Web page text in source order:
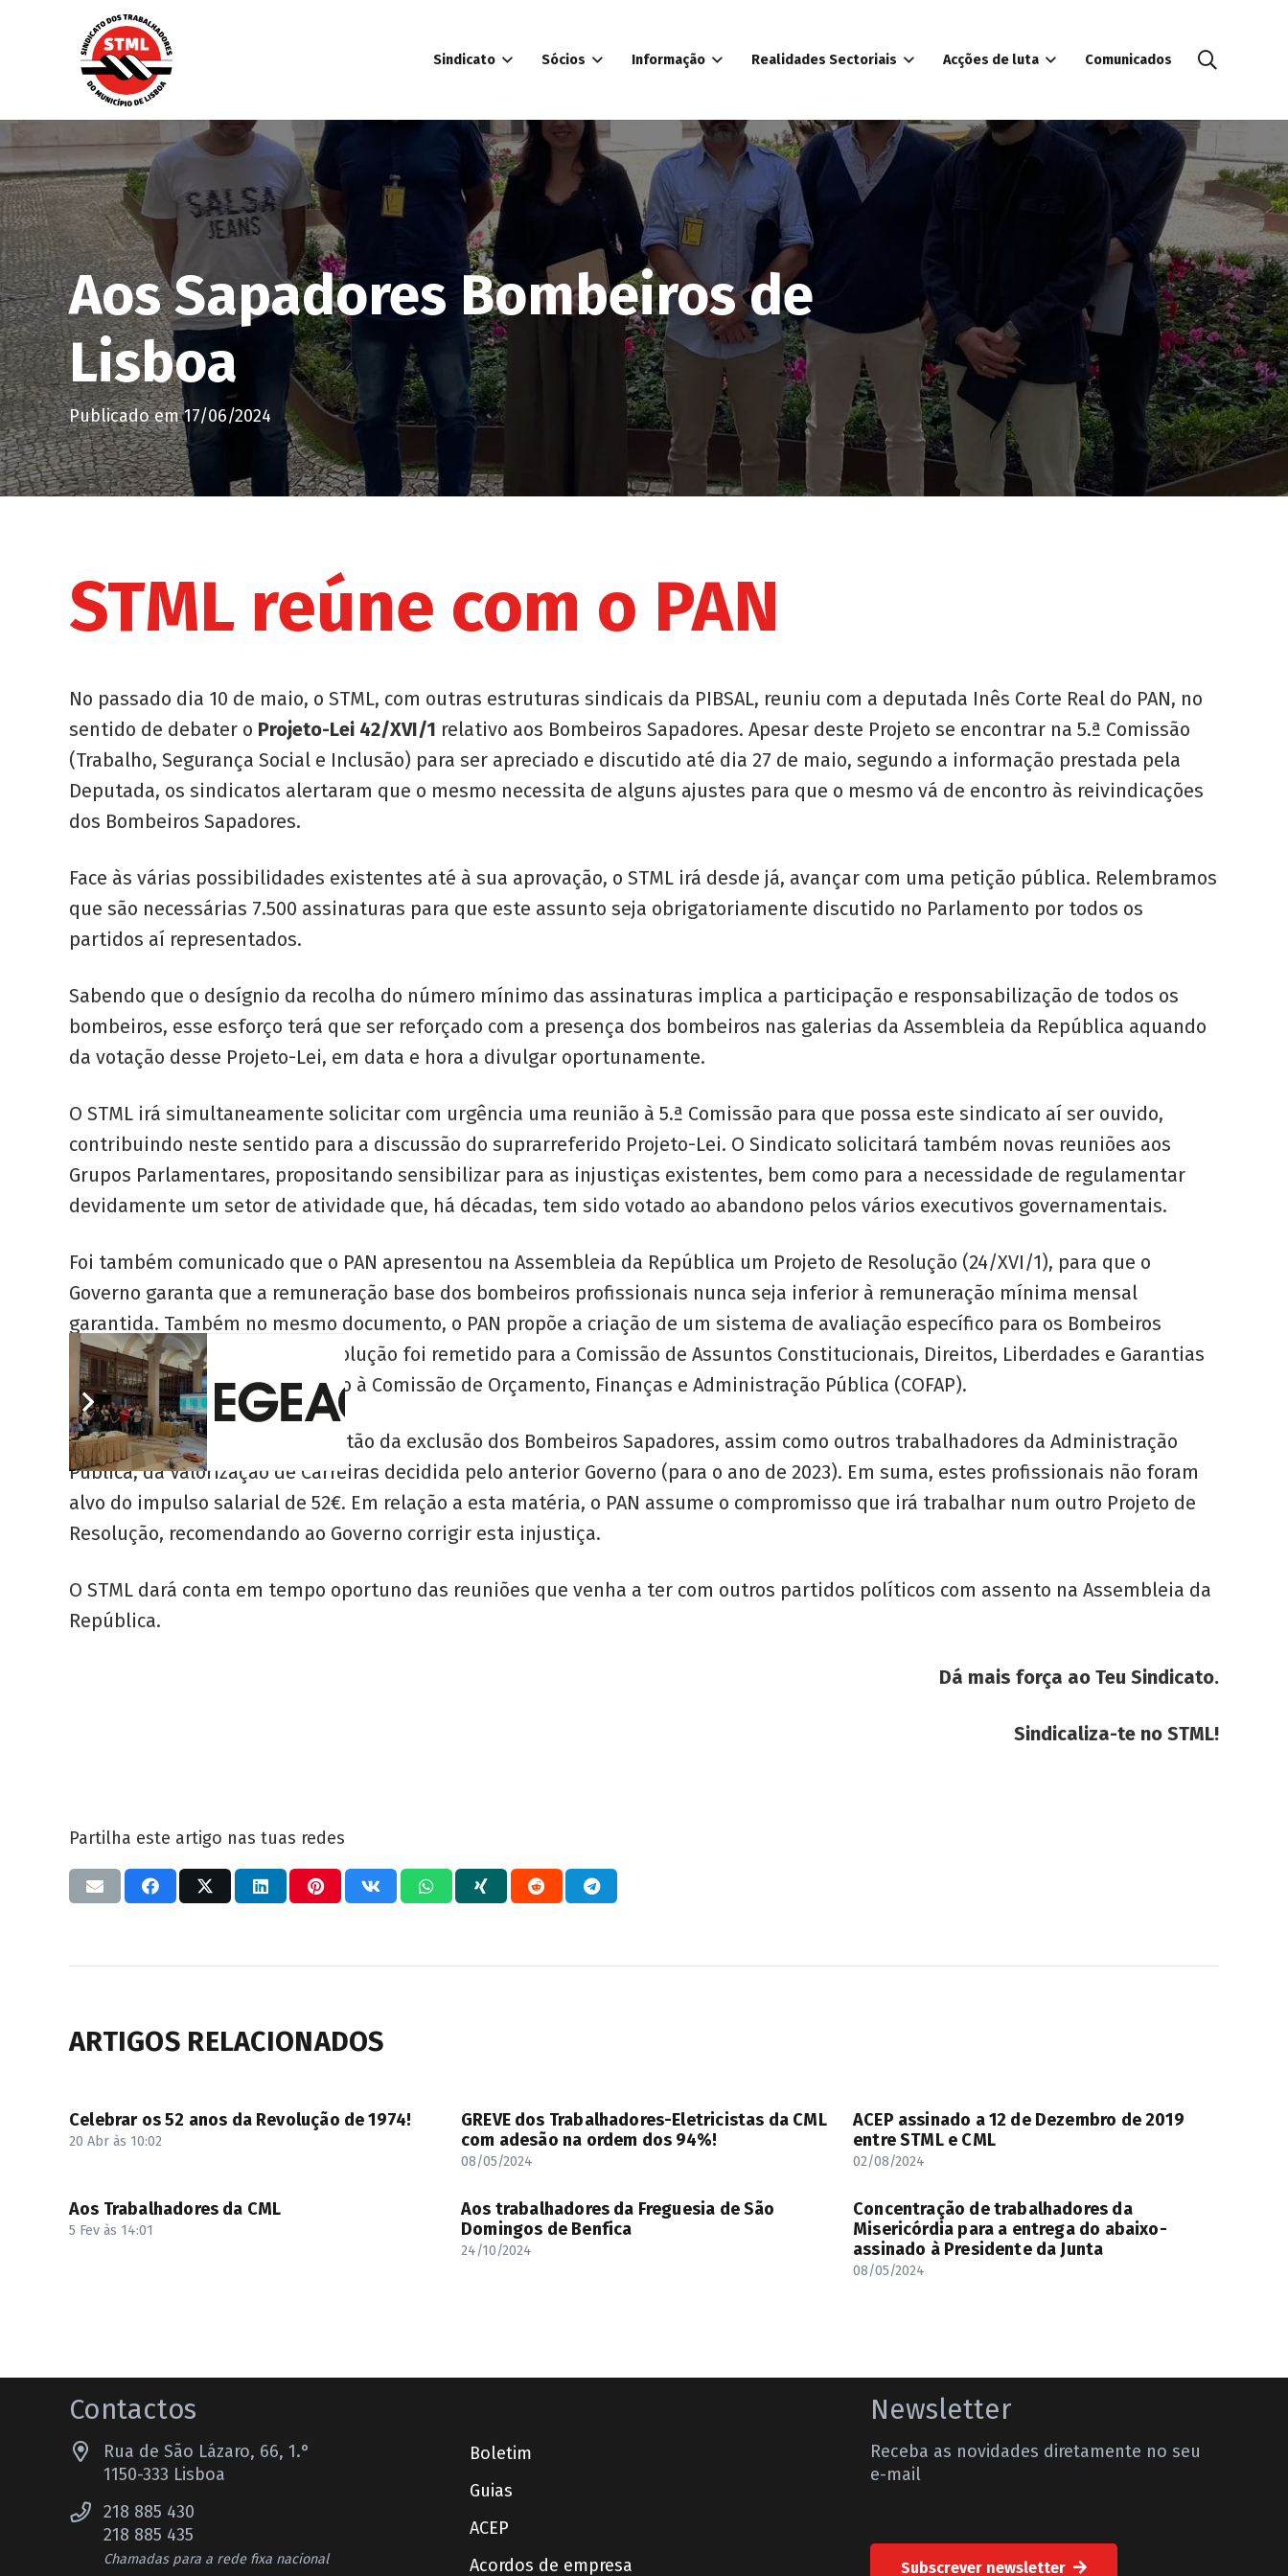
Sindicato Sócios Informação Realidades Sectoriais Acções de luta Comunicados
Aos Sapadores Bombeiros de
Lisboa
Publicado em17/06/2024
STML reúne com o PAN
No passado dia 10 de maio, o STML, com outras estruturas sindicais da PIBSAL, reuniu com a deputada Inês Corte Real do PAN, no
sentido de debater o Projeto-Lei 42/XVI/1 relativo aos Bombeiros Sapadores. Apesar deste Projeto se encontrar na 5.ª Comissão
(Trabalho, Segurança Social e Inclusão) para ser apreciado e discutido até dia 27 de maio, segundo a informação prestada pela
Deputada, os sindicatos alertaram que o mesmo necessita de alguns ajustes para que o mesmo vá de encontro às reivindicações
dos Bombeiros Sapadores.
Face às várias possibilidades existentes até à sua aprovação, o STML irá desde já, avançar com uma petição pública. Relembramos
que são necessárias 7.500 assinaturas para que este assunto seja obrigatoriamente discutido no Parlamento por todos os
partidos aí representados.
Sabendo que o desígnio da recolha do número mínimo das assinaturas implica a participação e responsabilização de todos os
bombeiros, esse esforço terá que ser reforçado com a presença dos bombeiros nas galerias da Assembleia da República aquando
da votação desse Projeto-Lei, em data e hora a divulgar oportunamente.
O STML irá simultaneamente solicitar com urgência uma reunião à 5.ª Comissão para que possa este sindicato aí ser ouvido,
contribuindo neste sentido para a discussão do suprarreferido Projeto-Lei. O Sindicato solicitará também novas reuniões aos
Grupos Parlamentares, propositando sensibilizar para as injustiças existentes, bem como para a necessidade de regulamentar
devidamente um setor de atividade que, há décadas, tem sido votado ao abandono pelos vários executivos governamentais.
Foi também comunicado que o PAN apresentou na Assembleia da República um Projeto de Resolução (24/XVI/1), para que o
Governo garanta que a remuneração base dos bombeiros profissionais nunca seja inferior à remuneração mínima mensal
garantida. Também no mesmo documento, o PAN propõe a criação de um sistema de avaliação específico para os Bombeiros
Sapadores. Este Projeto de Resolução foi remetido para a Comissão de Assuntos Constitucionais, Direitos, Liberdades e Garantias
(CACDLG), com eventual conexão à Comissão de Orçamento, Finanças e Administração Pública (COFAP).
Por último, foi abordada a questão da exclusão dos Bombeiros Sapadores, assim como outros trabalhadores da Administração
Pública, da Valorização de Carreiras decidida pelo anterior Governo (para o ano de 2023). Em suma, estes profissionais não foram
alvo do impulso salarial de 52€. Em relação a esta matéria, o PAN assume o compromisso que irá trabalhar num outro Projeto de
Resolução, recomendando ao Governo corrigir esta injustiça.
O STML dará conta em tempo oportuno das reuniões que venha a ter com outros partidos políticos com assento na Assembleia da
República.
Dá mais força ao Teu Sindicato.
Sindicaliza-te no STML!
Partilha este artigo nas tuas redes
ARTIGOS RELACIONADOS
Celebrar os 52 anos da Revolução de 1974!
20 Abr às 10:02
GREVE dos Trabalhadores-Eletricistas da CML
com adesão na ordem dos 94%!
08/05/2024
ACEP assinado a 12 de Dezembro de 2019
entre STML e CML
02/08/2024
Aos Trabalhadores da CML
5 Fev às 14:01
Aos trabalhadores da Freguesia de São
Domingos de Benfica
24/10/2024
Concentração de trabalhadores da
Misericórdia para a entrega do abaixo-
assinado à Presidente da Junta
08/05/2024
Contactos
Rua de São Lázaro, 66, 1.°
1150-333 Lisboa
218 885 430
218 885 435
Chamadas para a rede fixa nacional
Boletim
Guias
ACEP
Acordos de empresa
Newsletter
Receba as novidades diretamente no seu
e-mail
Subscrever newsletter